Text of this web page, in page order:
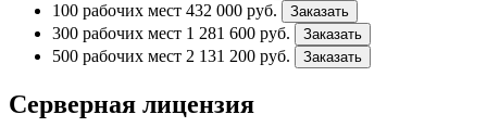
100 рабочих мест 432 000 руб. Заказать
300 рабочих мест 1 281 600 руб. Заказать
500 рабочих мест 2 131 200 руб. Заказать
Серверная лицензия